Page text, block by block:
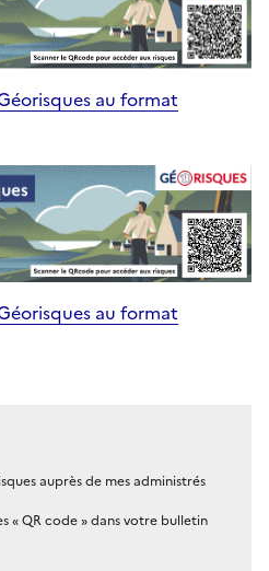
au format
au format
auprès de mes administrés
« QR code » dans votre bulletin